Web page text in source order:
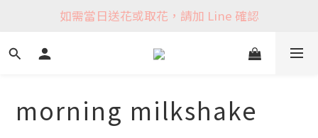
如需當日送花或取花，請加 Line 確認
morning milkshake